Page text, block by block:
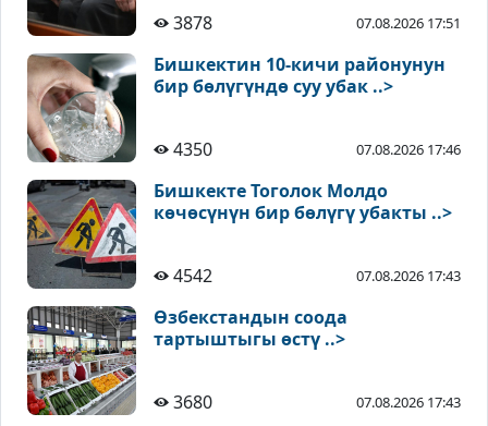
3878
07.08.2026 17:51
Бишкектин 10-кичи районунун
бир бөлүгүндө суу убак ..>
4350 07.08.2026 17:46
Бишкекте Тоголок Молдо
көчөсүнүн бир бөлүгү убакты ..>
4542 07.08.2026 17:43
Өзбекстандын соода
тартыштыгы өстү ..>
3680 07.08.2026 17:43